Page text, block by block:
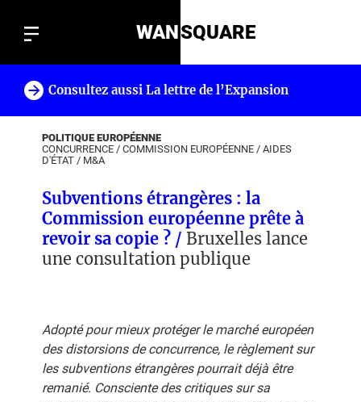
WANSQUARE
Consultez aussi La lettre de l’Expansion
POLITIQUE EUROPÉENNE
CONCURRENCE / COMMISSION EUROPÉENNE / AIDES
D'ÉTAT / M&A
Subventions étrangères : la
Commission européenne prête à
revoir sa copie ? / Bruxelles lance
une consultation publique
Adopté pour mieux protéger le marché européen
des distorsions de concurrence, le règlement sur
les subventions étrangères pourrait déjà être
remanié. Consciente des critiques sur sa